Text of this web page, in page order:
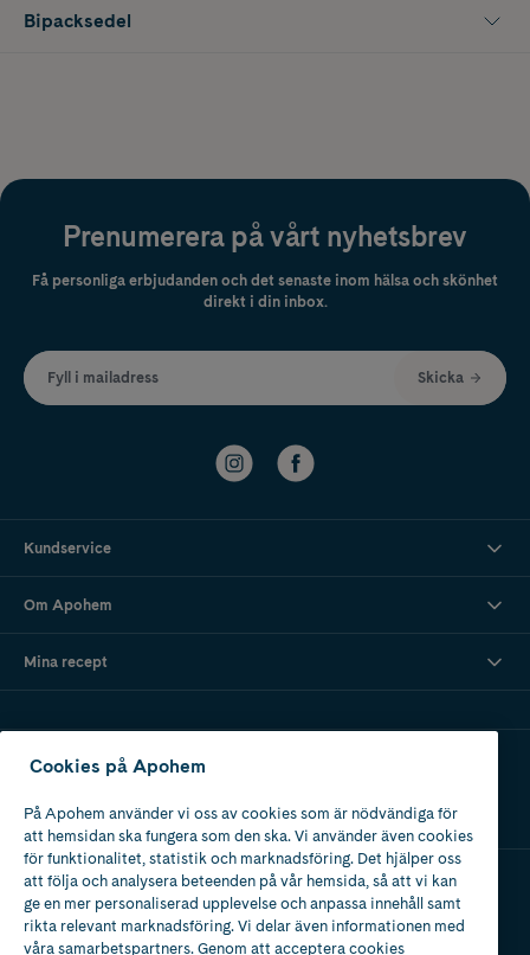
Bipacksedel
Prenumerera på vårt nyhetsbrev
Få personliga erbjudanden och det senaste inom hälsa och skönhet
direkt i din inbox.
Fyll i mailadress Skicka
Kundservice
Om Apohem
Mina recept
Ladda ner vår app
Apotek med tillstånd
av Läkemedelsverket
Cookies på Apohem
På Apohem använder vi oss av cookies som är nödvändiga för
att hemsidan ska fungera som den ska. Vi använder även cookies
för funktionalitet, statistik och marknadsföring. Det hjälper oss
att följa och analysera beteenden på vår hemsida, så att vi kan
ge en mer personaliserad upplevelse och anpassa innehåll samt
rikta relevant marknadsföring. Vi delar även informationen med
våra samarbetspartners. Genom att acceptera cookies